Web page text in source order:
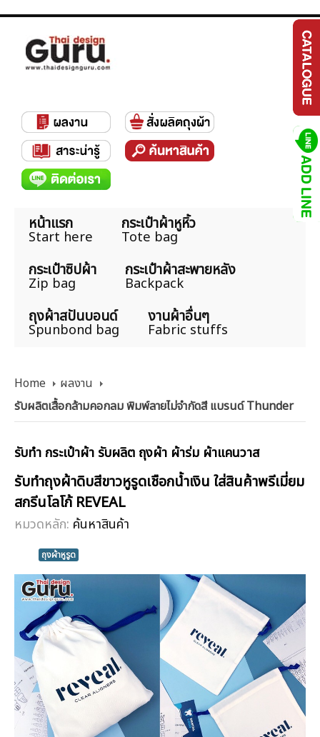
หน้าแรก
Start here
กระเป๋าผ้าหูหิ้ว
Tote bag
กระเป๋าซิปผ้า
Zip bag
กระเป๋าผ้าสะพายหลัง
Backpack
ถุงผ้าสปันบอนด์
Spunbond bag
งานผ้าอื่นๆ
Fabric stuffs
Home
ผลงาน
รับผลิตเสื้อกล้ามคอกลม พิมพ์ลายไม่จำกัดสี แบรนด์ Thunder
รับทำ กระเป๋าผ้า รับผลิต ถุงผ้า ผ้าร่ม ผ้าแคนวาส
รับทำถุงผ้าดิบสีขาวหูรูดเชือกน้ำเงิน ใส่สินค้าพรีเมี่ยม
สกรีนโลโก้ REVEAL
หมวดหลัก: ค้นหาสินค้า
ถุงผ้าหูรูด